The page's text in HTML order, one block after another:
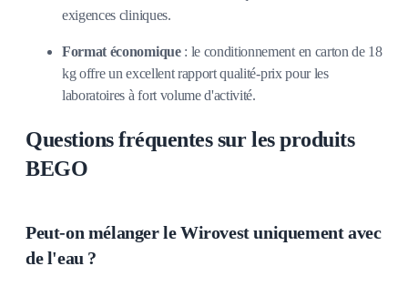
exigences cliniques.
Format économique : le conditionnement en carton de 18
kg offre un excellent rapport qualité-prix pour les
laboratoires à fort volume d'activité.
Questions fréquentes sur les produits
BEGO
Peut-on mélanger le Wirovest uniquement avec
de l'eau ?